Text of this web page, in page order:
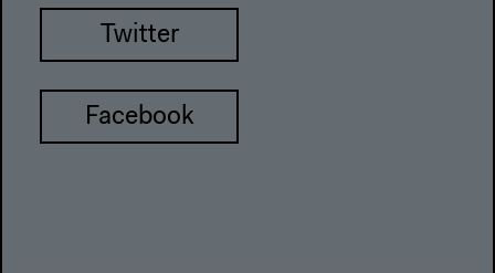
Twitter
Facebook